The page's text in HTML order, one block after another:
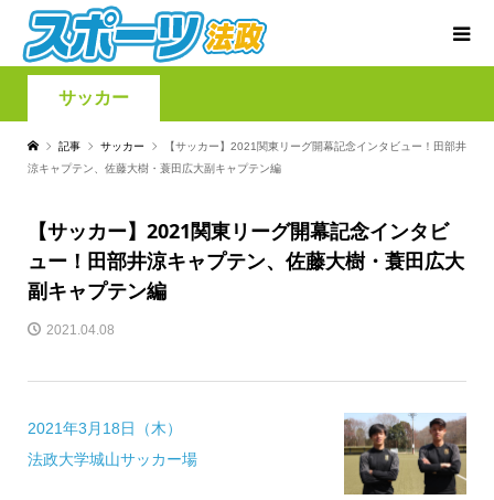
サッカー
記事 サッカー
【サッカー】2021関東リーグ開幕記念インタビュー！田部井
涼キャプテン、佐藤大樹・蓑田広大副キャプテン編
【サッカー】2021関東リーグ開幕記念インタビ
ュー！田部井涼キャプテン、佐藤大樹・蓑田広大
副キャプテン編
2021.04.08
2021年3月18日（木）
法政大学城山サッカー場